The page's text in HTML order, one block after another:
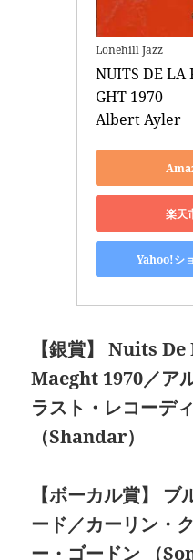
Lonehill Jazz
NUITS DE LA
GHT 1970
Albert Ayler
楽天
Yahoo!シ
【銀賞】 Nuits
Maeght 1970／ア
ラスト・レコーデ
（Shandar）
【ボーカル賞】
ード／カーリン・
ー・ゴードン （